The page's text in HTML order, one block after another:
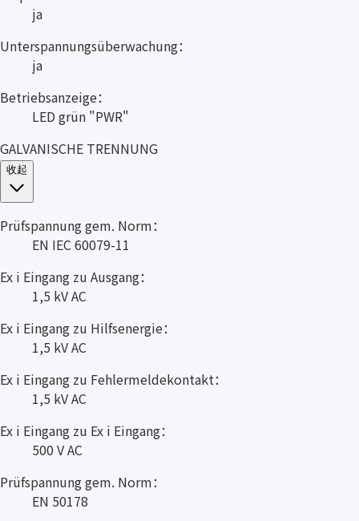
ja
Unterspannungsüberwachung：
ja
Betriebsanzeige：
LED grün "PWR"
GALVANISCHE TRENNUNG
收起
Prüfspannung gem. Norm：
EN IEC 60079-11
Ex i Eingang zu Ausgang：
1,5 kV AC
Ex i Eingang zu Hilfsenergie：
1,5 kV AC
Ex i Eingang zu Fehlermeldekontakt：
1,5 kV AC
Ex i Eingang zu Ex i Eingang：
500 V AC
Prüfspannung gem. Norm：
EN 50178